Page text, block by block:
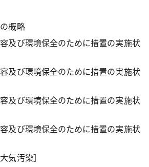
概略
及び環境保全のために措置の実施状
及び環境保全のために措置の実施状
及び環境保全のために措置の実施状
及び環境保全のために措置の実施状
気汚染］